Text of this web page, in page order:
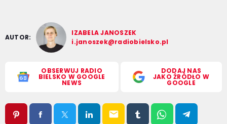
AUTOR:
IZABELA JANOSZEK
i.janoszek@radiobielsko.pl
OBSERWUJ RADIO
BIELSKO W GOOGLE
NEWS
DODAJ NAS
JAKO ŹRÓDŁO W
GOOGLE
email